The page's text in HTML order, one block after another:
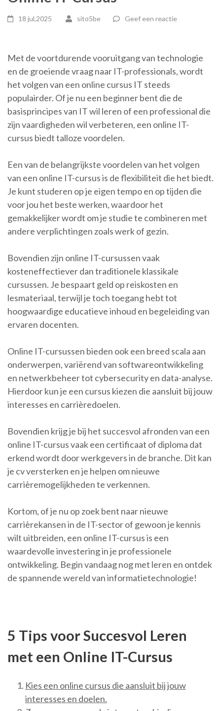
18 jul,2025 sito5be Geef een reactie
Met de voortdurende vooruitgang van technologie
en de groeiende vraag naar IT-professionals, wordt
het volgen van een online cursus IT steeds
populairder. Of je nu een beginner bent die de
basisprincipes van IT wil leren of een professional die
zijn vaardigheden wil verbeteren, een online IT-
cursus biedt talloze voordelen.
Een van de belangrijkste voordelen van het volgen
van een online IT-cursus is de flexibiliteit die het biedt.
Je kunt studeren op je eigen tempo en op tijden die
voor jou het beste werken, waardoor het
gemakkelijker wordt om je studie te combineren met
andere verplichtingen zoals werk of gezin.
Bovendien zijn online IT-cursussen vaak
kosteneffectiever dan traditionele klassikale
cursussen. Je bespaart geld op reiskosten en
lesmateriaal, terwijl je toch toegang hebt tot
hoogwaardige educatieve inhoud en begeleiding van
ervaren docenten.
Online IT-cursussen bieden ook een breed scala aan
onderwerpen, variërend van softwareontwikkeling
en netwerkbeheer tot cybersecurity en data-analyse.
Hierdoor kun je een cursus kiezen die aansluit bij jouw
interesses en carrièredoelen.
Bovendien krijg je bij het succesvol afronden van een
online IT-cursus vaak een certificaat of diploma dat
erkend wordt door werkgevers in de branche. Dit kan
je cv versterken en je helpen om nieuwe
carrièremogelijkheden te verkennen.
Kortom, of je nu op zoek bent naar nieuwe
carrièrekansen in de IT-sector of gewoon je kennis
wilt uitbreiden, een online IT-cursus is een
waardevolle investering in je professionele
ontwikkeling. Begin vandaag nog met leren en ontdek
de spannende wereld van informatietechnologie!
5 Tips voor Succesvol Leren
met een Online IT-Cursus
Kies een online cursus die aansluit bij jouw
interesses en doelen.